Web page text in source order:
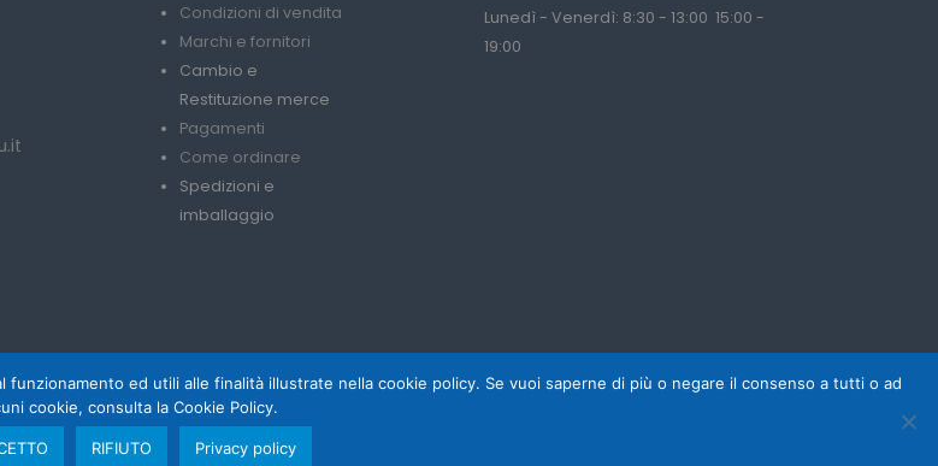
Condizioni di vendita
Marchi e fornitori
Cambio e
Restituzione merce
Pagamenti
Come ordinare
Spedizioni e
imballaggio
Lunedì - Venerdì: 8:30 - 13:00 15:00 -
19:00
ed utili alle finalità illustrate nella cookie policy. Se vuoi saperne di più o negare il consenso a tutti o ad
cookie, consulta la Cookie Policy.
RIFIUTO Privacy policy